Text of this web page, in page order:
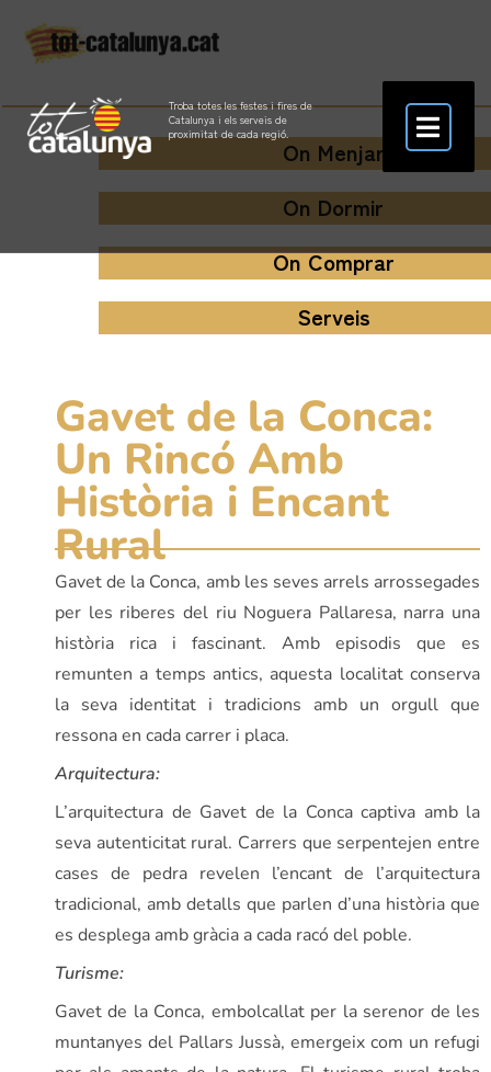
Troba totes les festes i fires de
Catalunya i els serveis de
proximitat de cada regió.
On Menjar
On Dormir
On Comprar
Serveis
Gavet de la Conca:
Un Rincó Amb
Història i Encant
Rural
Gavet de la Conca, amb les seves arrels arrossegades
per les riberes del riu Noguera Pallaresa, narra una
història rica i fascinant. Amb episodis que es
remunten a temps antics, aquesta localitat conserva
la seva identitat i tradicions amb un orgull que
ressona en cada carrer i placa.
Arquitectura:
L’arquitectura de Gavet de la Conca captiva amb la
seva autenticitat rural. Carrers que serpentejen entre
cases de pedra revelen l’encant de l’arquitectura
tradicional, amb detalls que parlen d’una història que
es desplega amb gràcia a cada racó del poble.
Turisme:
Gavet de la Conca, embolcallat per la serenor de les
muntanyes del Pallars Jussà, emergeix com un refugi